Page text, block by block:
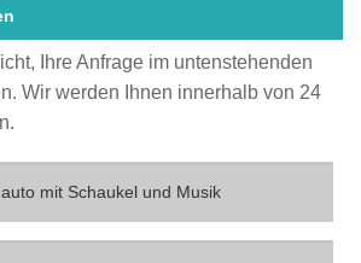
Ihre Anfrage im untenstehenden
Wir werden Ihnen innerhalb von 24